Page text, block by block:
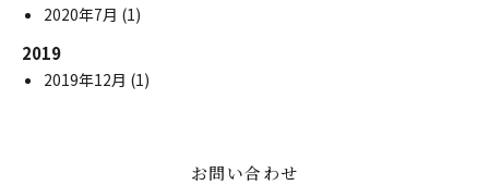
2020年7月 (1)
2019
2019年12月 (1)
お問い合わせ